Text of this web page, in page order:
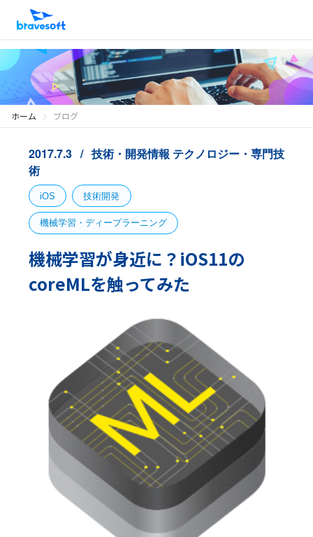
ホーム ブログ
2017.7.3 技術・開発情報 テクノロジー・専門技
術
iOS 技術開発
機械学習・ディープラーニング
機械学習が身近に？iOS11の
coreMLを触ってみた